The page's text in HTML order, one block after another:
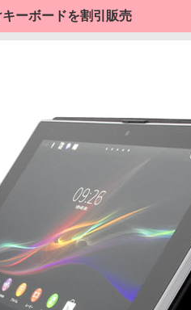
ーボードを割引販売